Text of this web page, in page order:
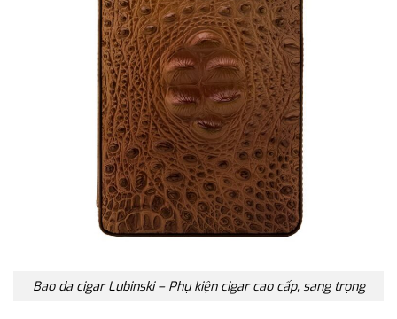
Bao da cigar Lubinski – Phụ kiện cigar cao cấp, sang trọng